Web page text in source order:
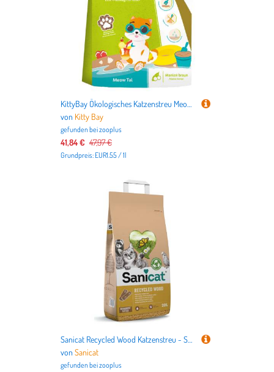
KittyBay Ökologisches Katzenstreu Meow Tai Brauner Maniok - Sparpaket: 3 x 10 l (18 kg)
von Kitty Bay
gefunden beizooplus
41,84 € 47,97 €
Grundpreis: EUR1.55 / 1l
Sanicat Recycled Wood Katzenstreu - Sparpaket: 2 x 20 l
vonSanicat
gefunden beizooplus